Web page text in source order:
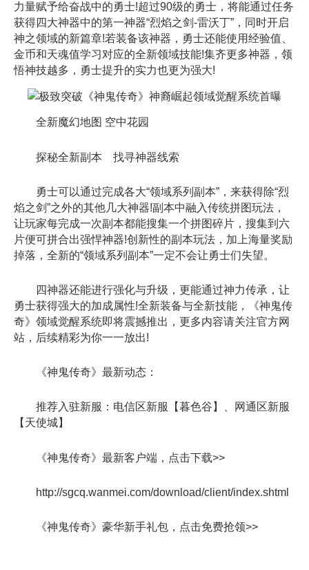
力量赋予给奋战中的勇士!超过90级的勇士，将能通过任务
获得四大神器中的第一神器“烈焰之剑-雷沃丁”，同时开启
神之领域的新篇章!若装备该神器，勇士还能使用经验值、
金币和天魂值学习对应的全新领域技能!集齐更多神器，领
悟神技越多，勇士提升的实力也更为强大!
全新魔幻地图 空中花园
探秘全新副本 找寻神器线索
勇士可以通过完成各大“领域系列副本”，来获得除“烈
焰之剑”之外的其他几大神器!副本中融入传统拼图玩法，
让玩家每完成一次副本都能搜集一个拼图碎片，搜集到六
片便可拼合出强悍神器!创新性的副本玩法，加上海量奖励
掉落，全新的“领域系列副本”一定不会让勇士们失望。
四神器还能进行强化与升级，更能通过神力传承，让
勇士获得强大的加成属性!全新装备与全新技能，《神鬼传
奇》领域觉醒系统即将震撼推出，更多内容请关注官方网
站，后续精彩为你一一放出!
《神鬼传奇》最新动态：
推荐入驻新服：电信区新服【暮色谷】、网通区新服
【天使城】
《神鬼传奇》最新客户端，点击下载>>
http://sgcq.wanmei.com/download/client/index.shtml
《神鬼传奇》豪华新手礼包，点击免费抢领>>